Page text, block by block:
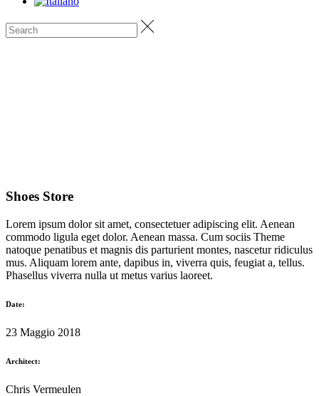
Shoes Store
Lorem ipsum dolor sit amet, consectetuer adipiscing elit. Aenean
commodo ligula eget dolor. Aenean massa. Cum sociis Theme
natoque penatibus et magnis dis parturient montes, nascetur ridiculus
mus. Aliquam lorem ante, dapibus in, viverra quis, feugiat a, tellus.
Phasellus viverra nulla ut metus varius laoreet.
Date:
23 Maggio 2018
Architect:
Chris Vermeulen